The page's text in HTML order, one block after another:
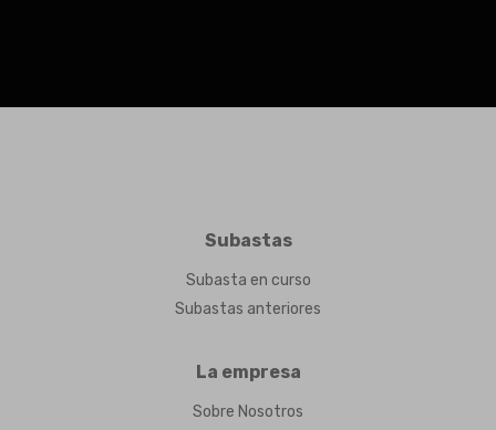
Subastas
Subasta en curso
Subastas anteriores
La empresa
Sobre Nosotros